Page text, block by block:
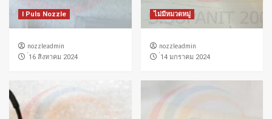
I Puls Nozzle
nozzleadmin
่16 สิงหาคม 2024
ไม่มีหมวดหมู่
nozzleadmin
่14 มกราคม 2024